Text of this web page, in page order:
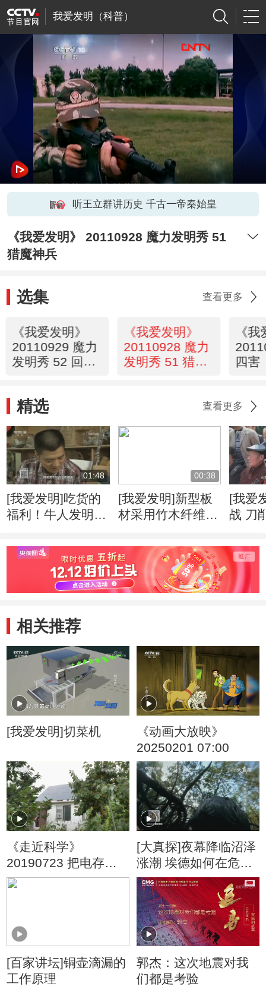
我爱发明（科普）
听王立群讲历史 千古一帝秦始皇
《我爱发明》 20110928 魔力发明秀 51
猎魔神兵
选集 查看更多
《我爱发明》
20110929 魔力
发明秀 52 回到
《我爱发明》
20110928 魔力
发明秀 51 猎魔
《
四害
精选 查看更多
01:48
[我爱发明]吃货的
福利！牛人发明自
00:38
[我爱发明]新型板
材采用竹木纤维
输成本
[我爱
战 刀
相关推荐
[我爱发明]切菜机
《动画大放映》
20250201 07:00
《走近科学》
20190723 把电存起
来
[大真探]夜幕降临沼泽
涨潮 埃德如何在危机
四伏中度过首个求生
之夜
[百家讲坛]铜壶滴漏的
工作原理
郭杰：这次地震对我
们都是考验